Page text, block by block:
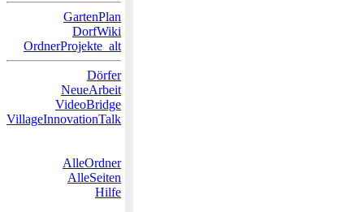
GartenPlan
DorfWiki
OrdnerProjekte_alt
Dörfer
NeueArbeit
VideoBridge
VillageInnovationTalk
AlleOrdner
AlleSeiten
Hilfe